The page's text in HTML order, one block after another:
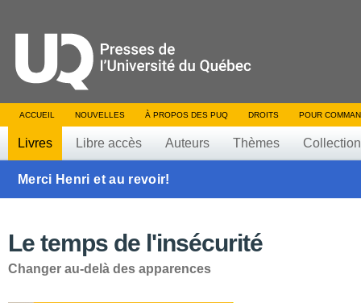
ACCUEIL NOUVELLES À PROPOS DES PUQ DROITS POUR
Livres Libre accès Auteurs Thèmes
Merci Henri et au revoir!
Le temps de l'insécurité
Changer au-delà des apparences